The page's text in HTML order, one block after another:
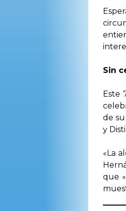
Sin
Este
de
y
«La
que